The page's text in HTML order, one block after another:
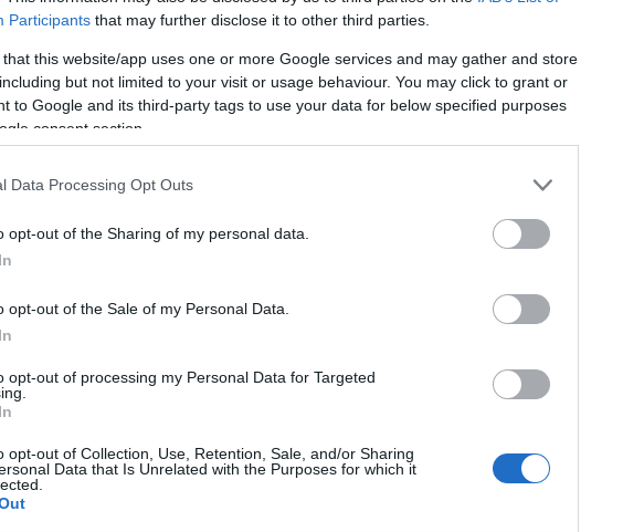
Participants that may further disclose it to other third parties.
that this website/app uses one or more Google services and may gather and store
but not limited to your visit or usage behaviour. You may click to grant or
to Google and its third-party tags to use your data for below specified purposes
consent section.
Data Processing Opt Outs
opt-out of the Sharing of my personal data.
opt-out of the Sale of my Personal Data.
opt-out of processing my Personal Data for Targeted
opt-out of Collection, Use, Retention, Sale, and/or Sharing
Data that Is Unrelated with the Purposes for which it
trackback címe:
api/trackback/id/18368679
Kommentek:
felhasználói tartalomnak minősülnek, értük a
nem vállal, azokat nem ellenőrzi. Kifogás esetén forduljon a blog